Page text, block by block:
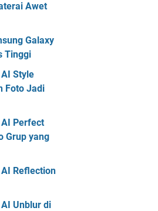
Awet
Galaxy
Tinggi
Style
Foto Jadi
Perfect
Grup yang
Reflection
Unblur di